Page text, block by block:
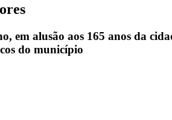
em alusão aos 165 anos da
do município